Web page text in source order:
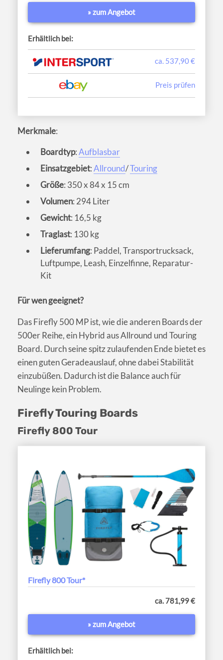
» zum Angebot
Erhältlich bei:
ca. 537,90 €
Preis prüfen
Merkmale:
Boardtyp:Aufblasbar
Einsatzgebiet:Allround/Touring
Größe: 350 x 84 x 15 cm
Volumen: 294 Liter
Gewicht: 16,5 kg
Traglast: 130 kg
Lieferumfang: Paddel, Transportrucksack,
Luftpumpe, Leash, Einzelfinne, Reparatur-
Kit
Für wen geeignet?
Das Firefly 500 MP ist, wie die anderen Boards der
500er Reihe, ein Hybrid aus Allround und Touring
Board. Durch seine spitz zulaufenden Ende bietet es
einen guten Geradeauslauf, ohne dabei Stabilität
einzubüßen. Dadurch ist die Balance auch für
Neulinge kein Problem.
Firefly Touring Boards
Firefly 800 Tour
Firefly 800 Tour*
ca. 781,99 €
» zum Angebot
Erhältlich bei: